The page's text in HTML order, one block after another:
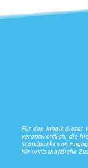
Für den Inhalt dieser
verantwortlich; die
Standpunkt von
für wirtschaftliche